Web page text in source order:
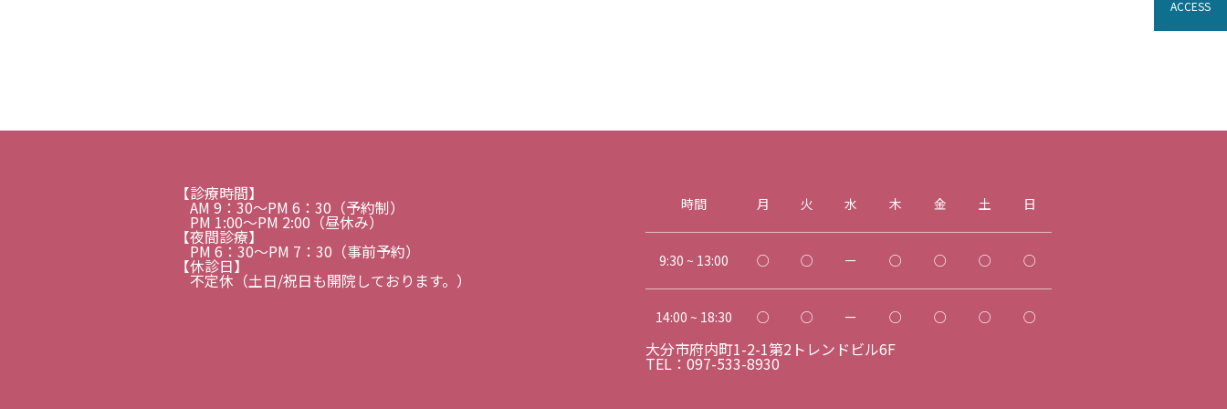
ACCESS
【診療時間】
AM 9：30〜PM 6：30（予約制）
PM 1:00～PM 2:00（昼休み）
【夜間診療】
PM 6：30〜PM 7：30（事前予約）
【休診日】
不定休（土日/祝日も開院しております。）
時間 月 火 水 木 金 土 日
9:30 ~ 13:00 ○ ○ ー ○ ○ ○ ○
14:00 ~ 18:30 ○ ○ ー ○ ○ ○ ○
大分市府内町1-2-1第2トレンドビル6F
TEL：097-533-8930